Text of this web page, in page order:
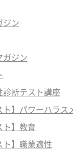
ジン
ガジン
診断テスト講座
ト】パワーハラス
ト】教育
ト】職業適性